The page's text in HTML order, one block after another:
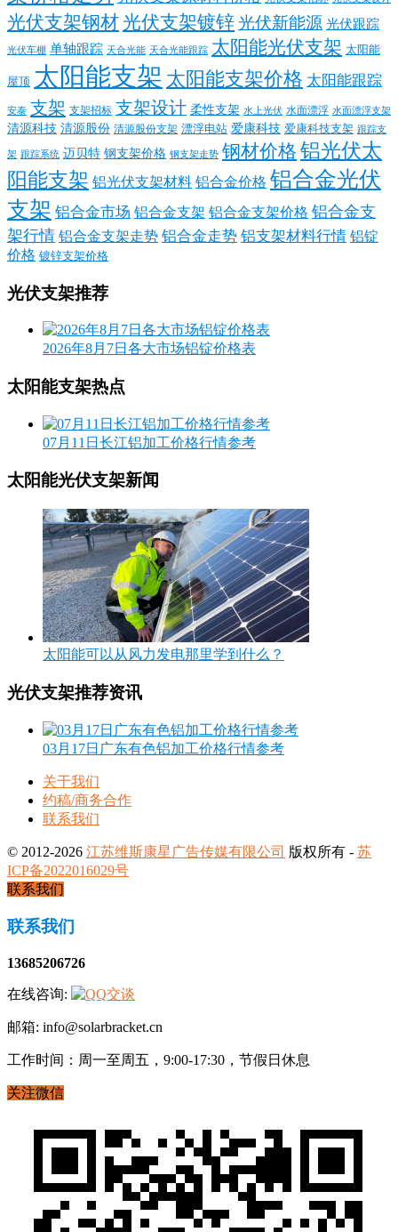
光伏支架钢材光伏支架镀锌光伏新能源 光伏跟踪
光伏车棚 单轴跟踪 天合光能 天合光能跟踪 太阳能光伏支架 太阳能
屋顶 太阳能支架 太阳能支架价格 太阳能跟踪
安泰 支架 支架招标 支架设计 柔性支架 水上光伏 水面漂浮 水面漂浮支架
清源科技 清源股份 清源股份支架 漂浮电站 爱康科技 爱康科技支架 跟踪支
架 跟踪系统 迈贝特 钢支架价格 钢支架走势 钢材价格 铝光伏太
阳能支架 铝光伏支架材料 铝合金价格 铝合金光伏
支架 铝合金市场 铝合金支架 铝合金支架价格 铝合金支
架行情 铝合金支架走势 铝合金走势 铝支架材料行情 铝锭
价格 镀锌支架价格
光伏支架推荐
2026年8月7日各大市场铝锭价格表
太阳能支架热点
07月11日长江铝加工价格行情参考
太阳能光伏支架新闻
太阳能可以从风力发电那里学到什么？
光伏支架推荐资讯
03月17日广东有色铝加工价格行情参考
关于我们
约稿/商务合作
联系我们
© 2012-2026 江苏维斯康星广告传媒有限公司 版权所有 - 苏
ICP备2022016029号
联系我们
联系我们
13685206726
在线咨询:
邮箱: info@solarbracket.cn
工作时间：周一至周五，9:00-17:30，节假日休息
关注微信